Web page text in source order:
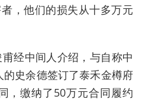
，他们的损失从十多万元
经中间人介绍，与自称中
史余德签订了泰禾金樽府
，缴纳了50万元合同履约